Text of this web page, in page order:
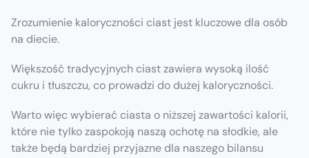
Zrozumienie kaloryczności ciast jest kluczowe dla osób
na diecie.
Większość tradycyjnych ciast zawiera wysoką ilość
cukru i tłuszczu, co prowadzi do dużej kaloryczności.
Warto więc wybierać ciasta o niższej zawartości kalorii,
które nie tylko zaspokoją naszą ochotę na słodkie, ale
także będą bardziej przyjazne dla naszego bilansu